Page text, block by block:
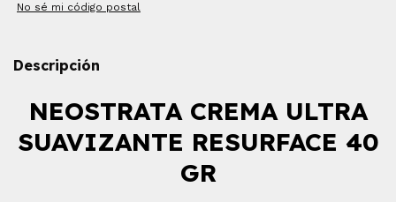
No sé mi código postal
Descripción
NEOSTRATA CREMA ULTRA
SUAVIZANTE RESURFACE 40
GR